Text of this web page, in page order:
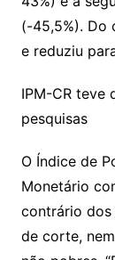
(-45,5%). Do
e reduziu
IPM-CR teve
pesquisas
O Índice de
Monetário
contrário
de corte,